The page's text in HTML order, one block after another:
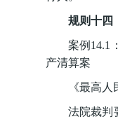
规则十四
案例14.1
产清算案
《最高
法院裁判